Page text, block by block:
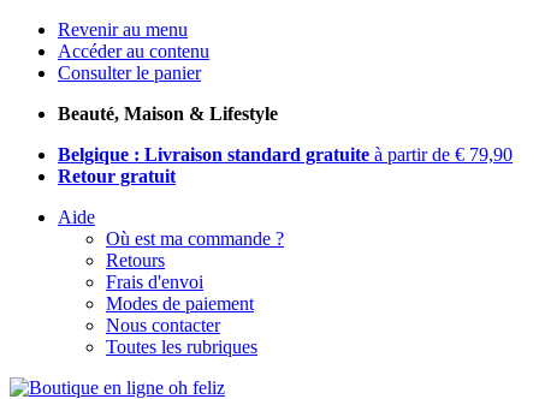
Revenir au menu
Accéder au contenu
Consulter le panier
Beauté, Maison & Lifestyle
Belgique : Livraison standard gratuite à partir de € 79,90
Retour gratuit
Aide
Où est ma commande ?
Retours
Frais d'envoi
Modes de paiement
Nous contacter
Toutes les rubriques